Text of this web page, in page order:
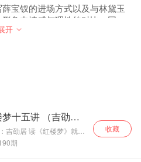
起学习
国文化导
，学到《千
，学到指薪
雅号，比
知的“聊
是清代文学
龄的书屋；
人文景观星罗棋
布，《写给儿童的
庭南北、千里中
原、黄土高原、祁
连内外、云贵山
宝钗的进场方式以及与林黛玉
象中情感与理性的对比。同
家族兴衰的伏笔。
开
十五讲 （吉劭
楼梦》就如
的栩栩如生的历史长
缓慢转型的历史面貌，都
期
收藏